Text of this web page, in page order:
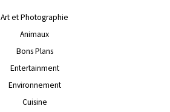
Art et Photographie
Animaux
Bons Plans
Entertainment
Environnement
Cuisine